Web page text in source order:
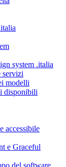
system .italia
servizi
modelli
disponibili
accessibile
e Graceful
del software